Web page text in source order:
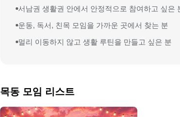
서남권 생활권 안에서 안정적으로 참여하고 싶은
운동, 독서, 친목 모임을 가까운 곳에서 찾는 분
멀리 이동하지 않고 생활 루틴을 만들고 싶은 분
목동 모임 리스트